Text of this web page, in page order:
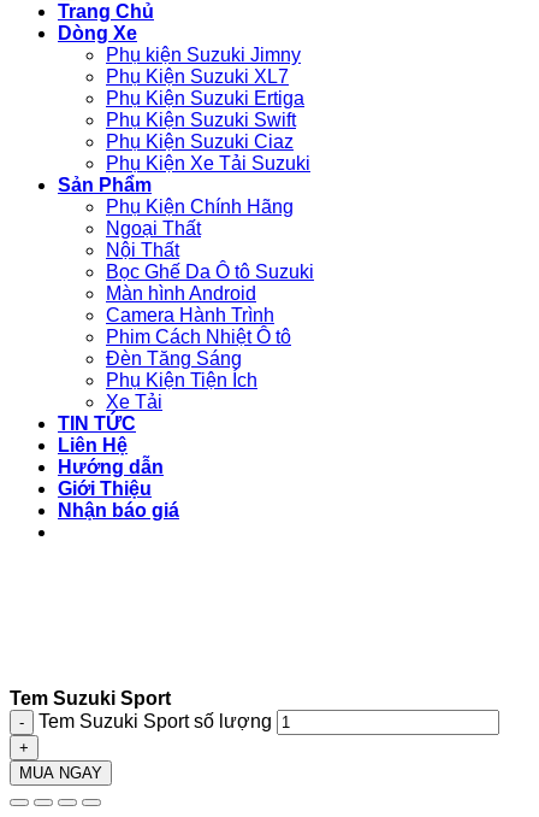
Trang Chủ
Dòng Xe
Phụ kiện Suzuki Jimny
Phụ Kiện Suzuki XL7
Phụ Kiện Suzuki Ertiga
Phụ Kiện Suzuki Swift
Phụ Kiện Suzuki Ciaz
Phụ Kiện Xe Tải Suzuki
Sản Phẩm
Phụ Kiện Chính Hãng
Ngoại Thất
Nội Thất
Bọc Ghế Da Ô tô Suzuki
Màn hình Android
Camera Hành Trình
Phim Cách Nhiệt Ô tô
Đèn Tăng Sáng
Phụ Kiện Tiện Ích
Xe Tải
TIN TỨC
Liên Hệ
Hướng dẫn
Giới Thiệu
Nhận báo giá
Tem Suzuki Sport
Tem Suzuki Sport số lượng
MUA NGAY